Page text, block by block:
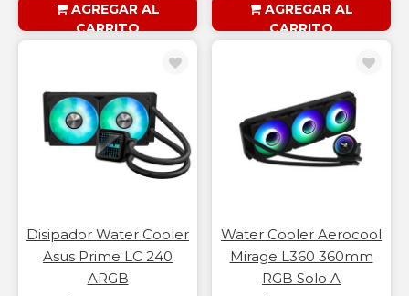
AGREGAR AL
CARRITO
AGREGAR AL
CARRITO
Disipador Water Cooler
Asus Prime LC 240
ARGB
Water Cooler Aerocool
Mirage L360 360mm
RGB Solo A